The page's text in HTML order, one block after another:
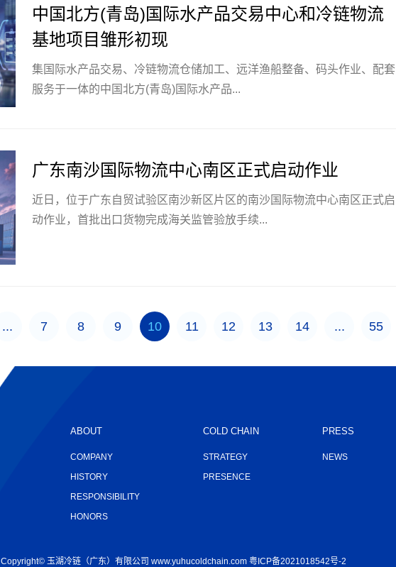
中国北方(青岛)国际水产品交易中心和冷链物流
基地项目雏形初现
集国际水产品交易、冷链物流仓储加工、远洋渔船整备、码头作业、配套
服务于一体的中国北方(青岛)国际水产品...
广东南沙国际物流中心南区正式启动作业
近日，位于广东自贸试验区南沙新区片区的南沙国际物流中心南区正式启
动作业，首批出口货物完成海关监管验放手续...
... 7 8 9 10 11 12 13 14 ... 55
ABOUT
COMPANY
HISTORY
RESPONSIBILITY
HONORS
COLD CHAIN
STRATEGY
PRESENCE
PRESS
NEWS
Copyright© 玉湖冷链（广东）有限公司 www.yuhucoldchain.com 粤ICP备2021018542号-2